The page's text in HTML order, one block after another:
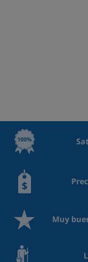
Muy